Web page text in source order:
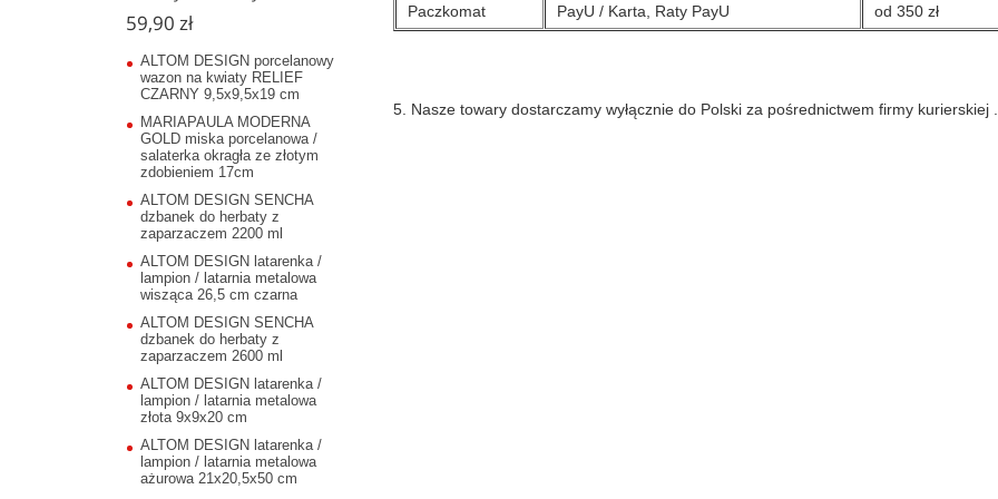
Paczkomat
PayU / Karta, Raty PayU
od 350 zł
5. Nasze towary dostarczamy wyłącznie do Polski za pośrednictwem firmy kurierskiej .
59,90 zł
ALTOM DESIGN porcelanowy
wazon na kwiaty RELIEF
CZARNY 9,5x9,5x19 cm
MARIAPAULA MODERNA
GOLD miska porcelanowa /
salaterka okragła ze złotym
zdobieniem 17cm
ALTOM DESIGN SENCHA
dzbanek do herbaty z
zaparzaczem 2200 ml
ALTOM DESIGN latarenka /
lampion / latarnia metalowa
wisząca 26,5 cm czarna
ALTOM DESIGN SENCHA
dzbanek do herbaty z
zaparzaczem 2600 ml
ALTOM DESIGN latarenka /
lampion / latarnia metalowa
złota 9x9x20 cm
ALTOM DESIGN latarenka /
lampion / latarnia metalowa
ażurowa 21x20,5x50 cm